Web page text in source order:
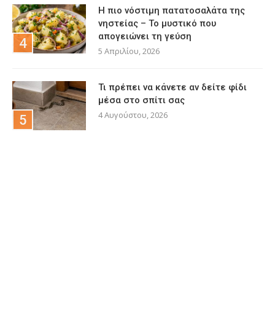
Η πιο νόστιμη πατατοσαλάτα της
νηστείας – Το μυστικό που
απογειώνει τη γεύση
5 Απριλίου, 2026
Τι πρέπει να κάνετε αν δείτε φίδι
μέσα στο σπίτι σας
4 Αυγούστου, 2026